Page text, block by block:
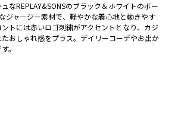
なREPLAY&SONSのブラック＆ホワイトのボー
ジャージー素材で、軽やかな着心地と動きやす
トには赤いロゴ刺繍がアクセントとなり、カジ
おしゃれ感をプラス。デイリーコーデやお出か
。